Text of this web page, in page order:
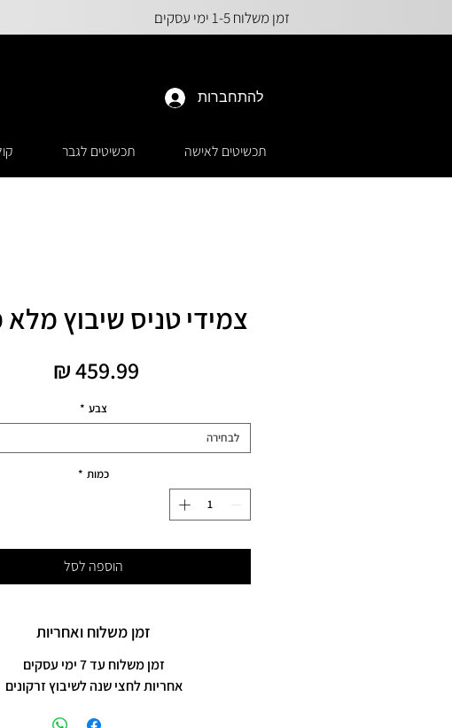
זמן משלוח 1-5 ימי עסקים
להתחברות
תכשיטים לאישה תכשיטים לגבר
צמידי טניס שיבוץ מלא
צבע *
לבחירה
כמות *
הוספה לסל
זמן משלוח ואחריות
זמן משלוח עד 7 ימי עסקים
אחריות לחצי שנה לשיבוץ זרקונים